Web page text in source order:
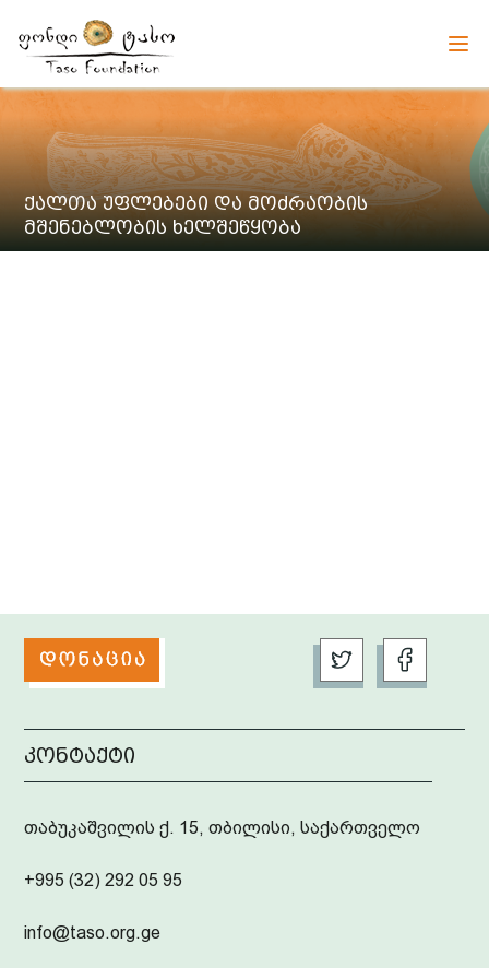
ქალთა უფლებები და მოძრაობის
მშენებლობის ხელშეწყობა
კონტაქტი
თაბუკაშვილის ქ. 15, თბილისი, საქართველო
+995 (32) 292 05 95
info@taso.org.ge